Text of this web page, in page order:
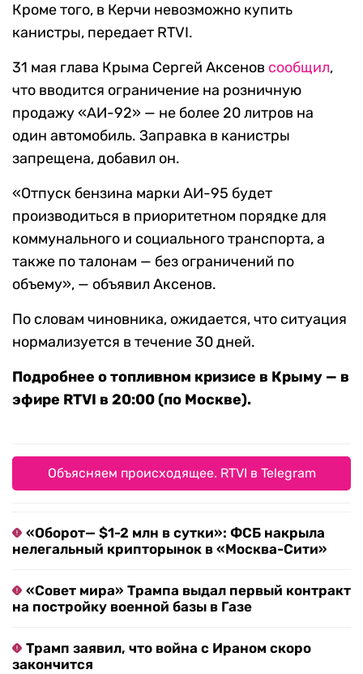
Кроме того, в Керчи невозможно купить
канистры, передает RTVI.
31 мая глава Крыма Сергей Аксенов сообщил,
что вводится ограничение на розничную
продажу «АИ-92» — не более 20 литров на
один автомобиль. Заправка в канистры
запрещена, добавил он.
«Отпуск бензина марки АИ-95 будет
производиться в приоритетном порядке для
коммунального и социального транспорта, а
также по талонам — без ограничений по
объему», — объявил Аксенов.
По словам чиновника, ожидается, что ситуация
нормализуется в течение 30 дней.
Подробнее о топливном кризисе в Крыму — в
эфире RTVI в 20:00 (по Москве).
Объясняем происходящее. RTVI в Telegram
«Оборот— $1-2 млн в сутки»: ФСБ накрыла
нелегальный крипторынок в «Москва-Сити»
«Совет мира» Трампа выдал первый контракт
на постройку военной базы в Газе
Трамп заявил, что война с Ираном скоро
закончится